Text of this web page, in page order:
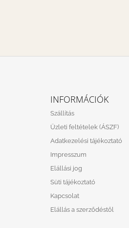
INFORMÁCIÓK
Szállítás
Üzleti feltételek (ÁSZF)
Adatkezelési tájékoztató
Impresszum
Elállási jog
Süti tájékoztató
Kapcsolat
Elállás a szerződéstől